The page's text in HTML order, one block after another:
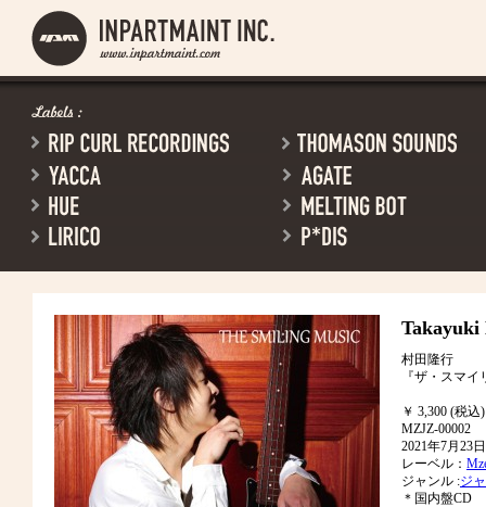
村田隆行
『ザ・スマ
￥ 3,300 (税込)
MZJZ-00002
2021年7月23
レーベル：
ジャンル :ジ
＊国内盤CD